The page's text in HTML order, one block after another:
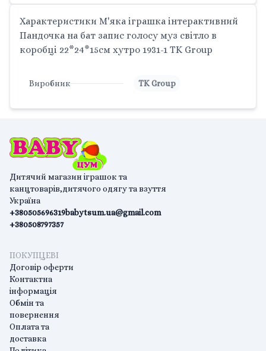
Характеристики М'яка іграшка інтерактивний
Пандочка на бат запис голосу муз світло в
коробці 22*24*15см хутро 1931-1 TK Group
Виробник TK Group
Дитячий магазин іграшок та
канцтоварів,дитячого одягу та взуття
Україна
+380505696319
+380508797357
babytsum.ua@gmail.com
ПОКУПЦЕВІ
Договір оферти
Контактна
інформація
Обмін та
повернення
Оплата та
доставка